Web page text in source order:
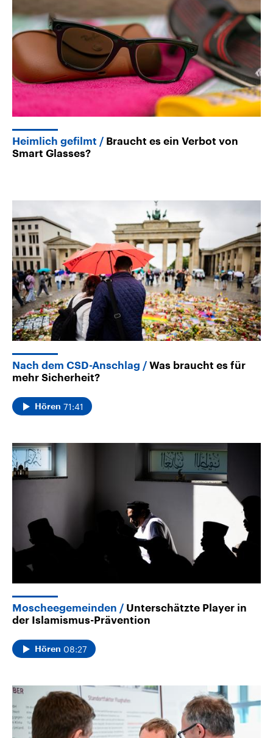
Heimlich gefilmt
Braucht es ein Verbot von
Smart Glasses?
Nach dem CSD-Anschlag
Was braucht es für
mehr Sicherheit?
Hören 71:41
Moscheegemeinden
Unterschätzte Player in
der Islamismus-Prävention
Hören 08:27